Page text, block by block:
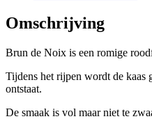
Omschrijving
Brun de Noix is een romige
Tijdens het rijpen wordt de kaas
ontstaat.
De smaak is vol maar niet te